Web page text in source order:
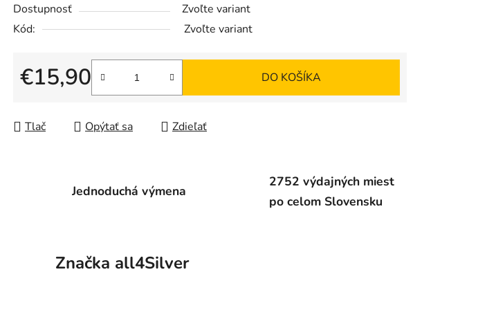
Dostupnosť
Zvoľte variant
Kód:
Zvoľte variant
€15,90
Jednotková cena:
DO KOŠÍKA
Tlač Opýtať sa Zdieľať
Jednoduchá výmena
2752 výdajných miest
po celom Slovensku
Značka all4Silver